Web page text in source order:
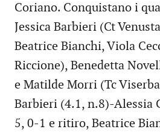
Coriano. Conquistano i
Jessica Barbieri (Ct
Beatrice Bianchi, Viola
Riccione), Benedetta
e Matilde Morri (Tc
Barbieri (4.1, n.8)-Alessia
5, 0-1 e ritiro, Beatrice